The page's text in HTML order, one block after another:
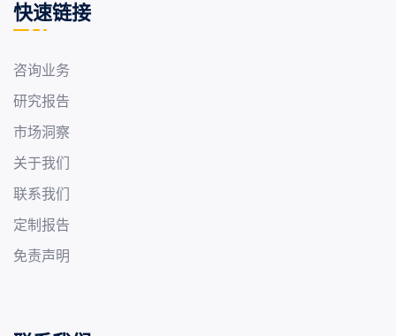
快速链接
咨询业务
研究报告
市场洞察
关于我们
联系我们
定制报告
免责声明